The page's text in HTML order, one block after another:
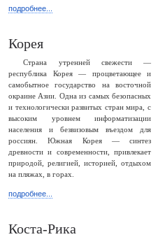
подробнее...
Корея
Страна утренней свежести —
республика Корея — процветающее и
самобытное государство на восточной
окраине Азии. Одна из самых безопасных
и технологически развитых стран мира, с
высоким уровнем информатизации
населения и безвизовым въездом для
россиян. Южная Корея — синтез
древности и современности, привлекает
природой, религией, историей, отдыхом
на пляжах, в горах.
подробнее...
Коста-Рика